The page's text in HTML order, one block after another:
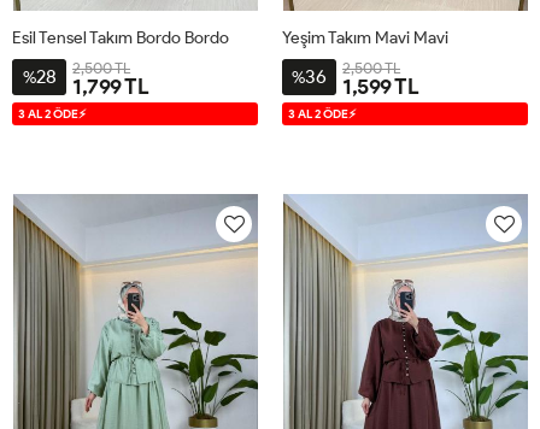
S
Esil Tensel Takım Bordo Bordo
%28 2,500 TL
1,799 TL
3 AL 2 ÖDE⚡ S
Yeşim Takım Mavi Mavi
%36 2,500 TL
1,599 TL
3 AL 2 ÖDE⚡